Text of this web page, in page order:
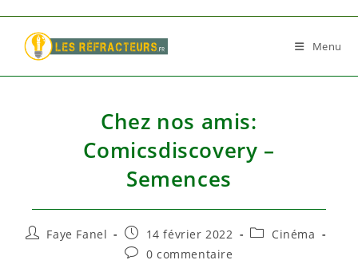
content
Menu
Chez nos amis:
Comicsdiscovery –
Semences
Auteur/autrice
Faye Fanel
Publication
publiée :
14 février 2022
PostCinéma
Commentaires
0 commentaire